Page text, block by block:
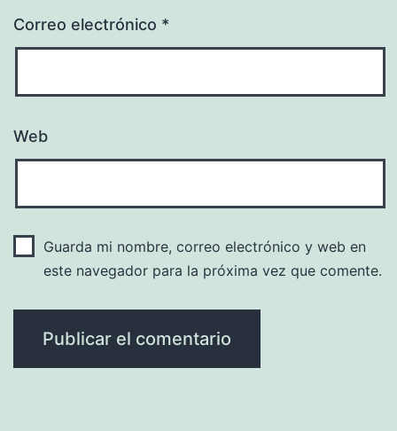
Correo electrónico *
Web
Guarda mi nombre, correo electrónico y web en
este navegador para la próxima vez que comente.